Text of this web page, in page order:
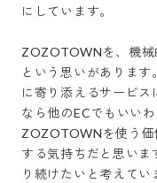
にしています。
ZOZOTOWNを、機械
という思いがありま
に寄り添えるサービ
なら他のECでもいい
ZOZOTOWNを使う価
する気持ちだと思いま